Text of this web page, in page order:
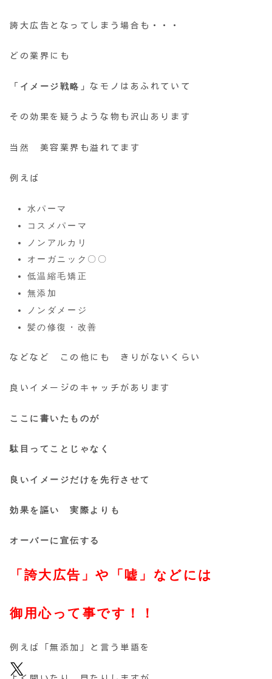
誇大広告となってしまう場合も・・・
どの業界にも
「イメージ戦略」なモノはあふれていて
その効果を疑うような物も沢山あります
当然 美容業界も溢れてます
例えば
水パーマ
コスメパーマ
ノンアルカリ
オーガニック〇〇
低温縮毛矯正
無添加
ノンダメージ
髪の修復・改善
などなど この他にも きりがないくらい
良いイメージのキャッチがあります
ここに書いたものが
駄目ってことじゃなく
良いイメージだけを先行させて
効果を謳い実際よりも
オーバーに宣伝する
「誇大広告」や「嘘」などには
御用心って事です！！
例えば「無添加」と言う単語を